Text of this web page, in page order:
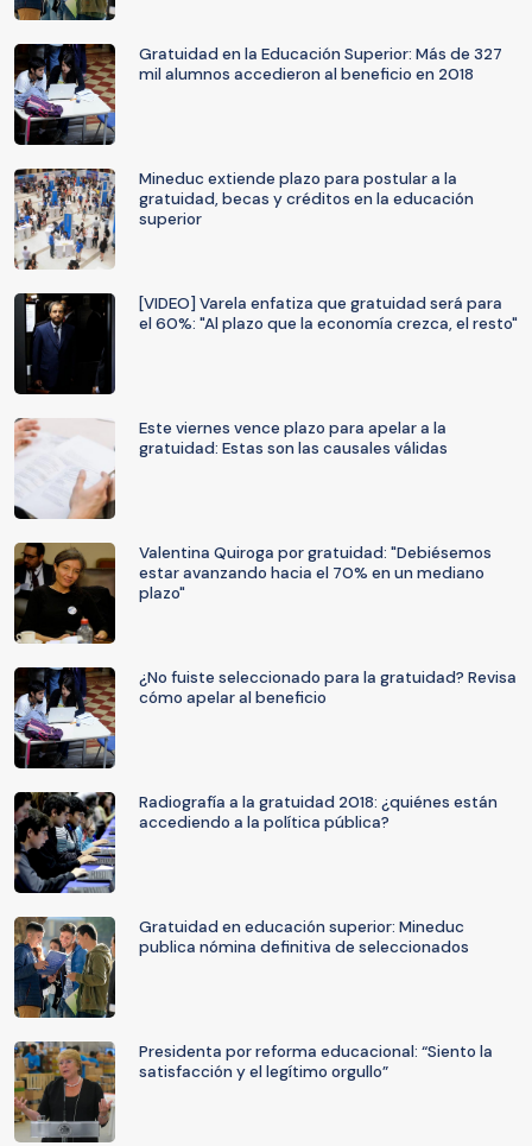
Gratuidad en la Educación Superior: Más de 327
mil alumnos accedieron al beneficio en 2018
Mineduc extiende plazo para postular a la
gratuidad, becas y créditos en la educación
superior
[VIDEO] Varela enfatiza que gratuidad será para
el 60%: "Al plazo que la economía crezca, el resto"
Este viernes vence plazo para apelar a la
gratuidad: Estas son las causales válidas
Valentina Quiroga por gratuidad: "Debiésemos
estar avanzando hacia el 70% en un mediano
plazo"
¿No fuiste seleccionado para la gratuidad? Revisa
cómo apelar al beneficio
Radiografía a la gratuidad 2018: ¿quiénes están
accediendo a la política pública?
Gratuidad en educación superior: Mineduc
publica nómina definitiva de seleccionados
Presidenta por reforma educacional: “Siento la
satisfacción y el legítimo orgullo”